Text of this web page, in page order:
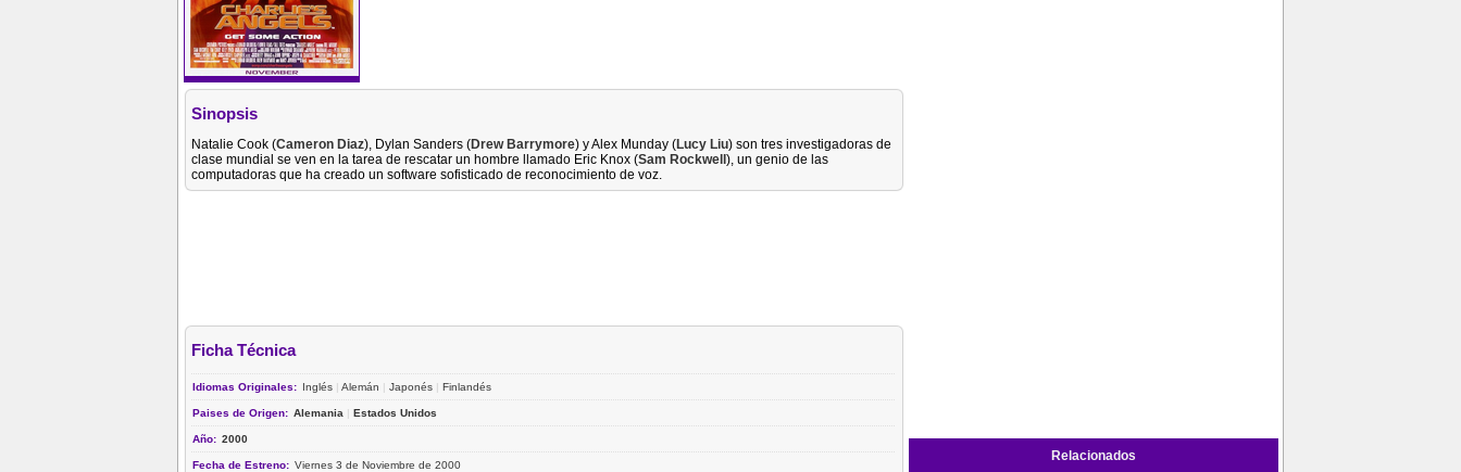
Sinopsis
Natalie Cook (Cameron Diaz), Dylan Sanders (Drew Barrymore) y Alex Munday (Lucy Liu) son tres investigadoras de
clase mundial se ven en la tarea de rescatar un hombre llamado Eric Knox (Sam Rockwell), un genio de las
computadoras que ha creado un software sofisticado de reconocimiento de voz.
Ficha Técnica
Idiomas Originales: Inglés | Alemán | Japonés | Finlandés
Paises de Origen: Alemania | Estados Unidos
Año: 2000
Fecha de Estreno: Viernes 3 de Noviembre de 2000
Relacionados